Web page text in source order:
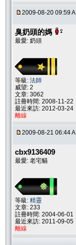
2009-08-20 09:59
臭奶頭的媽
最愛: 奶頭
等級: 法師
威望: 2
文章: 3062
註冊時間: 2008-11-22
最近來訪: 2012-03-24
離線
2009-08-21 06:44
cbx9136409
最愛: 老宅貓
等級: 精靈
文章: 233
註冊時間: 2004-06-01
最近來訪: 2011-09-05
離線